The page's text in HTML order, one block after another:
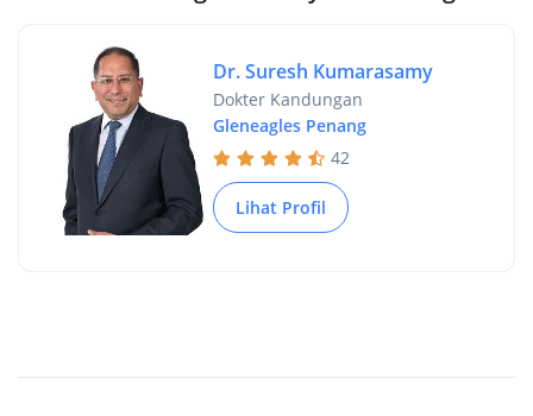
Dr. Suresh Kumarasamy
Dokter Kandungan
Gleneagles Penang
42
Lihat Profil